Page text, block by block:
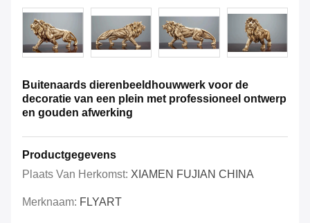
Buitenaards dierenbeeldhouwwerk voor de
decoratie van een plein met professioneel ontwerp
en gouden afwerking
Productgegevens
Plaats Van Herkomst: XIAMEN FUJIAN CHINA
Merknaam: FLYART